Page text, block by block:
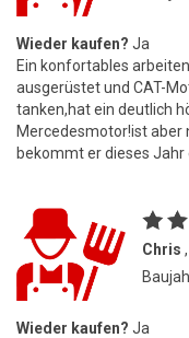
Wieder kaufen? Ja
Ein konfortables
ausgerüstet und CAT-
tanken,hat ein deutlich
Mercedesmotor!ist aber
bekommt er dieses
Chris
Wieder kaufen? Ja